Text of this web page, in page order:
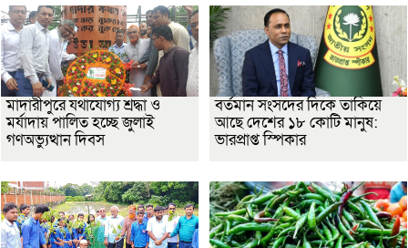
মাদারীপুরে যথাযোগ্য শ্রদ্ধা ও
মর্যাদায় পালিত হচ্ছে জুলাই
গণঅভ্যুত্থান দিবস
বর্তমান সংসদের দিকে তাকিয়ে
আছে দেশের ১৮ কোটি মানুষ:
ভারপ্রাপ্ত স্পিকার